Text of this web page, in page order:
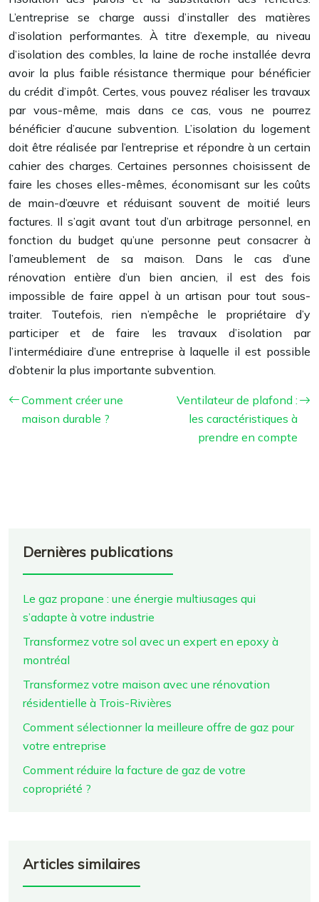
L’entreprise se charge aussi d’installer des matières
d’isolation performantes. À titre d’exemple, au niveau
d’isolation des combles, la laine de roche installée devra
avoir la plus faible résistance thermique pour bénéficier
du crédit d’impôt. Certes, vous pouvez réaliser les travaux
par vous-même, mais dans ce cas, vous ne pourrez
bénéficier d’aucune subvention. L’isolation du logement
doit être réalisée par l’entreprise et répondre à un certain
cahier des charges. Certaines personnes choisissent de
faire les choses elles-mêmes, économisant sur les coûts
de main-d’œuvre et réduisant souvent de moitié leurs
factures. Il s’agit avant tout d’un arbitrage personnel, en
fonction du budget qu’une personne peut consacrer à
l’ameublement de sa maison. Dans le cas d’une
rénovation entière d’un bien ancien, il est des fois
impossible de faire appel à un artisan pour tout sous-
traiter. Toutefois, rien n’empêche le propriétaire d’y
participer et de faire les travaux d’isolation par
l’intermédiaire d’une entreprise à laquelle il est possible
d’obtenir la plus importante subvention.
Comment créer une
maison durable ?
Ventilateur de plafond :
les caractéristiques à
prendre en compte
Dernières publications
Le gaz propane : une énergie multiusages qui
s’adapte à votre industrie
Transformez votre sol avec un expert en epoxy à
montréal
Transformez votre maison avec une rénovation
résidentielle à Trois-Rivières
Comment sélectionner la meilleure offre de gaz pour
votre entreprise
Comment réduire la facture de gaz de votre
copropriété ?
Articles similaires